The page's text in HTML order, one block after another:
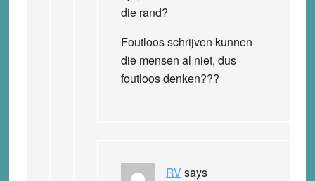
die rand?
Foutloos schrijven kunnen
die mensen al niet, dus
foutloos denken???
RV says